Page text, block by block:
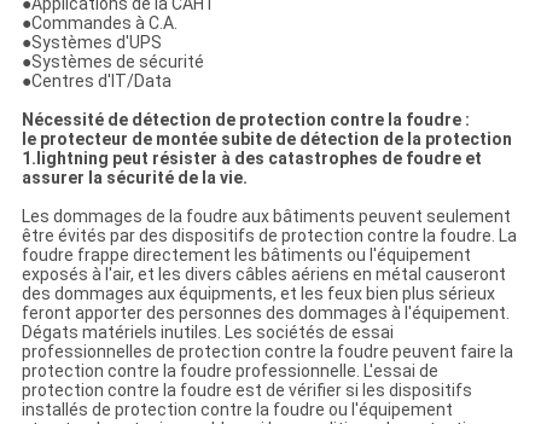
●Applications de la CAHT
●Commandes à C.A.
●Systèmes d'UPS
●Systèmes de sécurité
●Centres d'IT/Data
Nécessité de détection de protection contre la foudre :
le protecteur de montée subite de détection de la protection
1.lightning peut résister à des catastrophes de foudre et
assurer la sécurité de la vie.
Les dommages de la foudre aux bâtiments peuvent seulement
être évités par des dispositifs de protection contre la foudre. La
foudre frappe directement les bâtiments ou l'équipement
exposés à l'air, et les divers câbles aériens en métal causeront
des dommages aux équipments, et les feux bien plus sérieux
feront apporter des personnes des dommages à l'équipement.
Dégats matériels inutiles. Les sociétés de essai
professionnelles de protection contre la foudre peuvent faire la
protection contre la foudre professionnelle. L'essai de
protection contre la foudre est de vérifier si les dispositifs
installés de protection contre la foudre ou l'équipement